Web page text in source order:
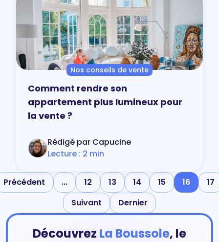
Nos conseils de vente
Comment rendre son
appartement plus lumineux pour
la vente ?
Rédigé par Capucine
Lecture : 2 min
Précédent ... 12 13 14 15 16
17
Suivant
Dernier
Découvrez La Boussole, le